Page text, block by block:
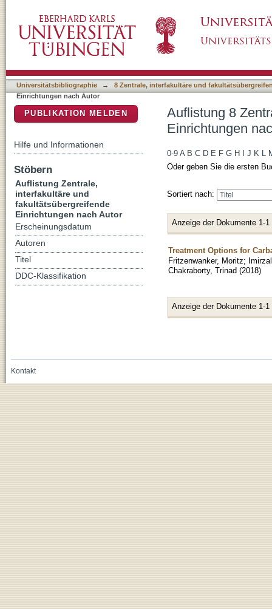
"Wagenlehner, Florian M."
Universitätsbibliographie →
8 Zentrale, interfakultäre und
Einrichtungen nach Autor
Auflistung 8
Einrichtungen
0-9 A B C D E F G H J K L
Oder geben Sie die ersten
Sortiert nach:
Anzeige der Dokumente 1-1
Treatment Options for
Fritzenwanker, Moritz;
Chakraborty, Trinad (2018)
Anzeige der Dokumente 1-1
PUBLIKATION MELDEN
Hilfe und Informationen
Stöbern
Auflistung Zentrale,
interfakultäre und
fakultätsübergreifende
Einrichtungen nach Autor
Erscheinungsdatum
Autoren
Titel
DDC-Klassifikation
Kontakt